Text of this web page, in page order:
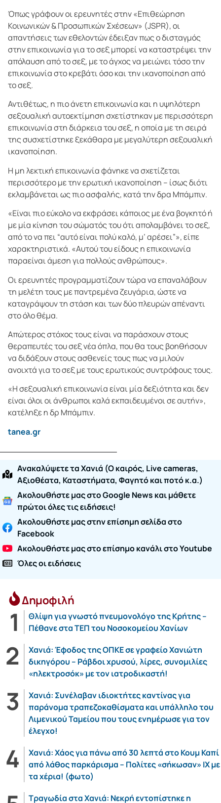
Όπως γράφουν οι ερευνητές στην «Επιθεώρηση
Κοινωνικών & Προσωπικών Σχέσεων» (JSPR), οι
απαντήσεις των εθελοντών έδειξαν πως ο δισταγμός
στην επικοινωνία για το σεξ μπορεί να καταστρέψει την
απόλαυση από το σεξ, με το άγχος να μειώνει τόσο την
επικοινωνία στο κρεβάτι όσο και την ικανοποίηση από
το σεξ.
Αντιθέτως, η πιο άνετη επικοινωνία και η υψηλότερη
σεξουαλική αυτοεκτίμηση σχετίστηκαν με περισσότερη
επικοινωνία στη διάρκεια του σεξ, η οποία με τη σειρά
της συσχετίστηκε ξεκάθαρα με μεγαλύτερη σεξουαλική
ικανοποίηση.
Η μη λεκτική επικοινωνία φάνηκε να σχετίζεται
περισσότερο με την ερωτική ικανοποίηση – ίσως διότι
εκλαμβάνεται ως πιο ασφαλής, κατά την δρα Μπάμπιν.
«Είναι πιο εύκολο να εκφράσει κάποιος με ένα βογκητό ή
με μία κίνηση του σώματός του ότι απολαμβάνει το σεξ,
από το να πει “αυτό είναι πολύ καλό, μ’ αρέσει”», είπε
χαρακτηριστικά. «Αυτού του είδους η επικοινωνία
παραείναι άμεση για πολλούς ανθρώπους».
Οι ερευνητές προγραμματίζουν τώρα να επαναλάβουν
τη μελέτη τους με παντρεμένα ζευγάρια, ώστε να
καταγράψουν τη στάση και των δύο πλευρών απέναντι
στο όλο θέμα.
Απώτερος στόχος τους είναι να παράσχουν στους
θεραπευτές του σεξ νέα όπλα, που θα τους βοηθήσουν
να διδάξουν στους ασθενείς τους πως να μιλούν
ανοιχτά για το σεξ με τους ερωτικούς συντρόφους τους.
«Η σεξουαλική επικοινωνία είναι μία δεξιότητα και δεν
είναι όλοι οι άνθρωποι καλά εκπαιδευμένοι σε αυτήν»,
κατέληξε η δρ Μπάμπιν.
tanea.gr
Ανακαλύψετε τα Χανιά (O καιρός, Live cameras,
Αξιοθέατα, Καταστήματα, Φαγητό και ποτό κ.α.)
Ακολουθήστε μας στο Google News και μάθετε
πρώτοι όλες τις ειδήσεις!
Ακολουθήστε μας στην επίσημη σελίδα στο
Facebook
Ακολουθήστε μας στο επίσημο κανάλι στο Youtube
Όλες οι ειδήσεις
Δημοφιλή
Θλίψη για γνωστό πνευμονολόγο της Κρήτης –
Πέθανε στα ΤΕΠ του Νοσοκομείου Χανίων
Χανιά: Έφοδος της ΟΠΚΕ σε γραφείο Χανιώτη
δικηγόρου – Ράβδοι χρυσού, λίρες, συνομιλίες
«ηλεκτροσόκ» με τον ιατροδικαστή!
Χανιά: Συνέλαβαν ιδιοκτήτες καντίνας για
παράνομα τραπεζοκαθίσματα και υπάλληλο του
Λιμενικού Ταμείου που τους ενημέρωσε για τον
έλεγχο!
Χανιά: Χάος για πάνω από 30 λεπτά στο Κουμ Καπί
από λάθος παρκάρισμα – Πολίτες «σήκωσαν» ΙΧ με
τα χέρια! (φωτο)
Τραγωδία στα Χανιά: Νεκρή εντοπίστηκε η